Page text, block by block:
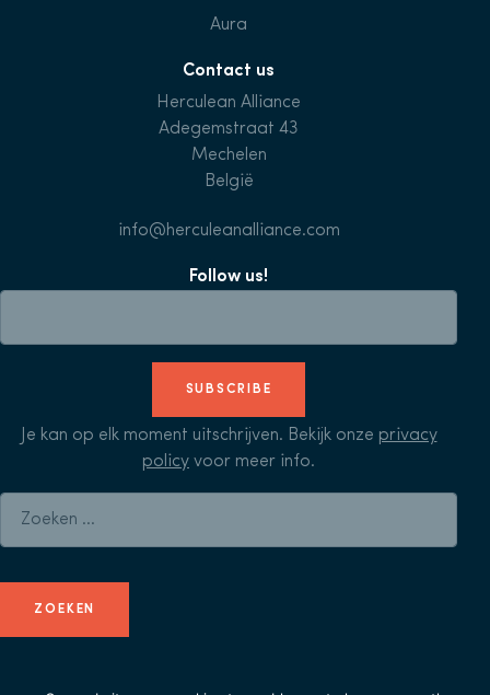
Aura
Contact us
Herculean Alliance
Adegemstraat 43
Mechelen
België
info@herculeanalliance.com
Follow us!
SUBSCRIBE
Je kan op elk moment uitschrijven. Bekijk onze privacy
policy voor meer info.